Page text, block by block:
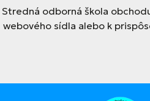
Stredná odborná škola
webového sídla alebo k